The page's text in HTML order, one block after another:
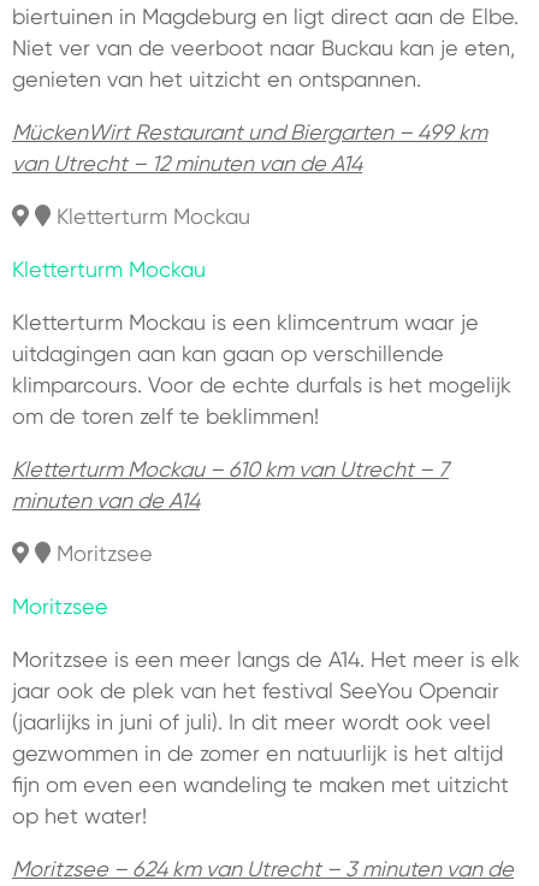
biertuinen in Magdeburg en ligt direct aan de Elbe.
Niet ver van de veerboot naar Buckau kan je eten,
genieten van het uitzicht en ontspannen.
MückenWirt Restaurant und Biergarten – 499 km
van Utrecht – 12 minuten van de A14
Kletterturm Mockau
Kletterturm Mockau
Kletterturm Mockau is een klimcentrum waar je
uitdagingen aan kan gaan op verschillende
klimparcours. Voor de echte durfals is het mogelijk
om de toren zelf te beklimmen!
Kletterturm Mockau – 610 km van Utrecht – 7
minuten van de A14
Moritzsee
Moritzsee
Moritzsee is een meer langs de A14. Het meer is elk
jaar ook de plek van het festival SeeYou Openair
(jaarlijks in juni of juli). In dit meer wordt ook veel
gezwommen in de zomer en natuurlijk is het altijd
fijn om even een wandeling te maken met uitzicht
op het water!
Moritzsee – 624 km van Utrecht – 3 minuten van de